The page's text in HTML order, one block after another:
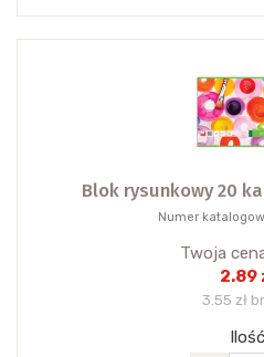
Blok rysunkowy 20
Numer
Twoja
2.89
3.55 zł
Ilość